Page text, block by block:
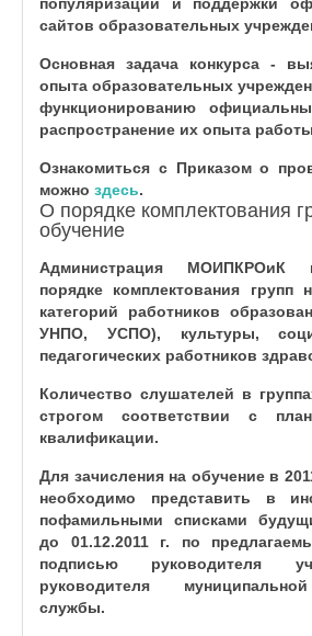
сайтов образовательных
Основная задача конкурса -
опыта образовательных
функционированию
распространение их опыта
Ознакомиться с Приказом о
можно здесь.
О порядке комплектования
обучение
Администрация МОИПКРОиК
порядке комплектования групп
категорий работников
УНПО, УСПО), культуры,
педагогических работников
Количество слушателей в
строгом соответствии с
квалификации.
Для зачисления на обучение в
необходимо представить в
пофамильными списками
до 01.12.2011 г. по
подписью руководителя
руководителя
службы.